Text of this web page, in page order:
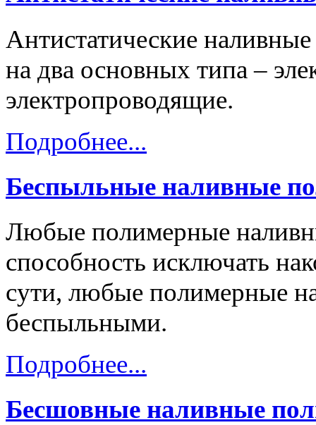
Антистатические
на два основных типа –
электропроводящие.
Подробнее...
Беспыльные наливные
Любые полимерные
способность исключать
сути, любые полимерные
беспыльными.
Подробнее...
Бесшовные наливные